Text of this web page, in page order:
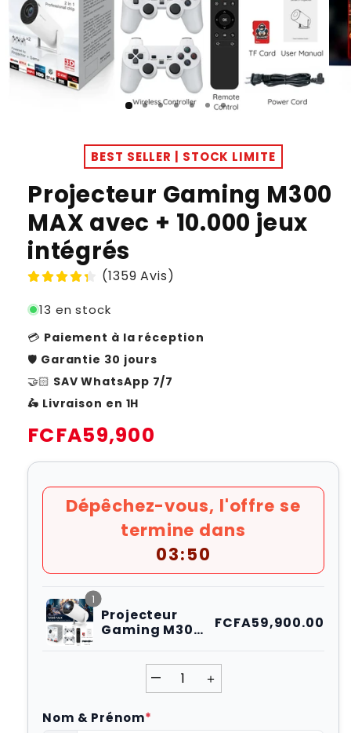
BEST SELLER | STOCK LIMITE
Projecteur Gaming M300
MAX avec + 10.000 jeux
intégrés
(1359 Avis)
13 en stock
💳 Paiement à la réception
🛡️ Garantie 30 jours
🤝🏻 SAV WhatsApp 7/7
🛵 Livraison en 1H
Prix
habituel
FCFA59,900
Dépêchez-vous, l'offre se
termine dans
03:49
1
Projecteur
Gaming M300
10.000 jeux
intégrés
FCFA59,900.00
— ＋
Nom & Prénom*